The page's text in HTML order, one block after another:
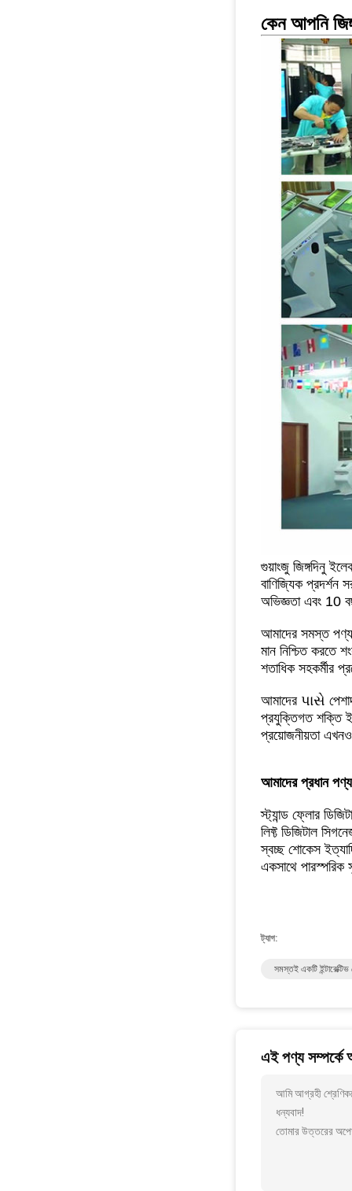
কেন আপনি
গুয়াংজু জিঙ্গদিনু
বাণিজ্যিক প্রদর্শন
অভিজ্ঞতা এবং 10
আমাদের সমস্ত
মান নিশ্চিত করতে
শতাধিক সহকর্মীর
আমাদের પાસે
প্রযুক্তিগত শক্তি
প্রয়োজনীয়তাএখনও
আমাদের প্রধান
স্ট্যান্ড ফ্লোর
লিফ্ট ডিজিটাল
স্বচ্ছ শোকেস
একসাথে
ট্যাগ:
সমস্তই একটি ইন্টারেক্টিভ
এই পণ্য সম্পর্কে
আমি আগ্রহী
ধন্যবাদ!
তোমার উত্তরের